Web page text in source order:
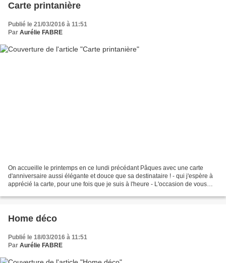
Carte printanière
Publié le 21/03/2016 à 11:51
Par Aurélie FABRE
On accueille le printemps en ce lundi précédant Pâques avec une carte
d'anniversaire aussi élégante et douce que sa destinataire ! - qui j'espère à
apprécié la carte, pour une fois que je suis à l'heure - L'occasion de vous
Home déco
Publié le 18/03/2016 à 11:51
Par Aurélie FABRE